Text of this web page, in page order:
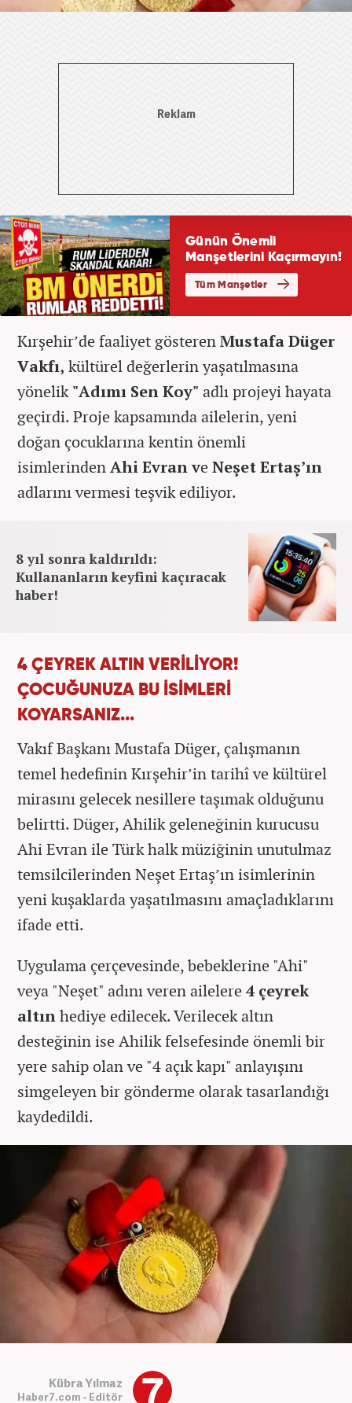
Kırşehir’de faaliyet gösterenMustafa Düger
Vakfı, kültürel değerlerin yaşatılmasına
yönelik"Adımı Sen Koy" adlı projeyi hayata
geçirdi. Proje kapsamında ailelerin, yeni
doğan çocuklarına kentin önemli
isimlerindenAhi Evran ve Neşet Ertaş’ın
adlarını vermesi teşvik ediliyor.
8 yıl sonra kaldırıldı:
Kullananların keyfini kaçıracak
haber!
4 ÇEYREK ALTIN VERİLİYOR!
ÇOCUĞUNUZA BU İSİMLERİ
KOYARSANIZ...
Vakıf Başkanı Mustafa Düger, çalışmanın
temel hedefinin Kırşehir’in tarihî ve kültürel
mirasını gelecek nesillere taşımak olduğunu
belirtti. Düger, Ahilik geleneğinin kurucusu
Ahi Evran ile Türk halk müziğinin unutulmaz
temsilcilerinden Neşet Ertaş’ın isimlerinin
yeni kuşaklarda yaşatılmasını amaçladıklarını
ifade etti.
Uygulama çerçevesinde, bebeklerine "Ahi"
veya "Neşet" adını veren ailelere 4 çeyrek
altınhediye edilecek. Verilecek altın
desteğinin ise Ahilik felsefesinde önemli bir
yere sahip olan ve "4 açık kapı" anlayışını
simgeleyen bir gönderme olarak tasarlandığı
kaydedildi.
Kübra Yılmaz
Haber7.com - Editör